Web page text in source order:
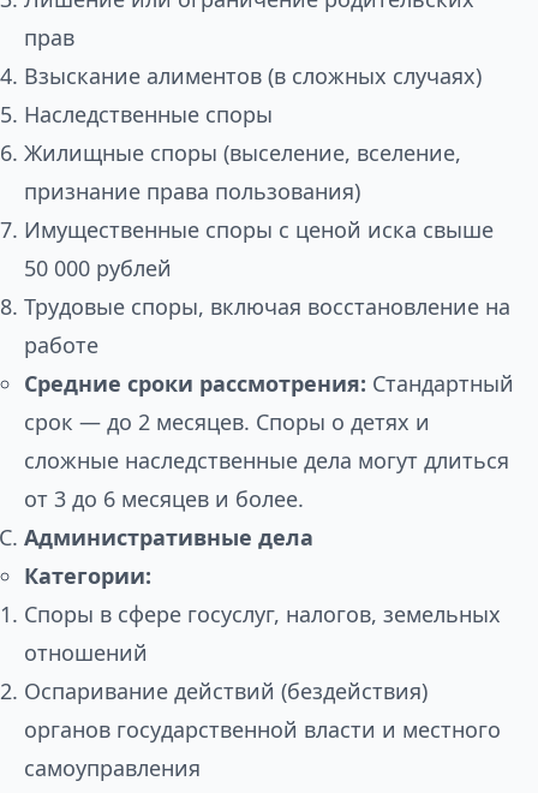
прав
Взыскание алиментов (в сложных случаях)
Наследственные споры
Жилищные споры (выселение, вселение,
признание права пользования)
Имущественные споры с ценой иска свыше
50 000 рублей
Трудовые споры, включая восстановление на
работе
Средние сроки рассмотрения: Стандартный
срок — до 2 месяцев. Споры о детях и
сложные наследственные дела могут длиться
от 3 до 6 месяцев и более.
Административные дела
Категории:
Споры в сфере госуслуг, налогов, земельных
отношений
Оспаривание действий (бездействия)
органов государственной власти и местного
самоуправления